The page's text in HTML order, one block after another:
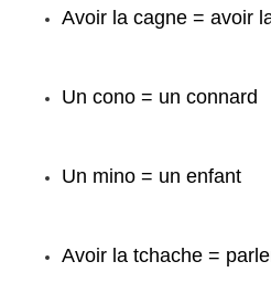
Avoir la cagne = avoir
Un cono = un connard
Un mino = un enfant
Avoir la tchache =